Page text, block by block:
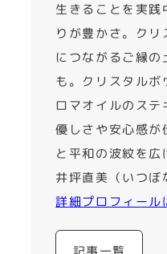
生きることを実践
りが豊かさ。ク
につながるご縁の
も。クリスタルボ
ロマオイルのステ
優しさや安心感が
と平和の波紋を広
井坪直美（いつぼ
詳細プロフィール